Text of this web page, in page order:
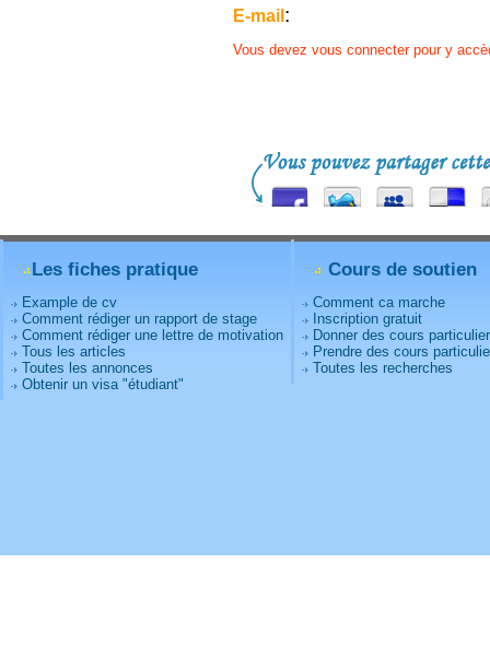
E-mail:
Vous devez vous connecter pour y
Les fiches pratique
Example de cv
Comment rédiger un rapport de stage
Comment rédiger une lettre de motivation
Tous les articles
Toutes les annonces
Obtenir un visa "étudiant"
Cours de soutien
Comment ca marche
Inscription gratuit
Donner des cours
Prendre des cours
Toutes les recherches